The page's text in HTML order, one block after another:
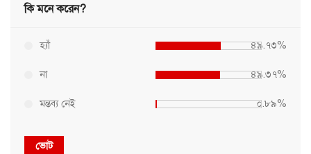
কি মনে করেন?
হ্যাঁ ৪৯.৭৩%
না ৪৯.৩৭%
মন্তব্য নেই ০.৮৯%
ভোট